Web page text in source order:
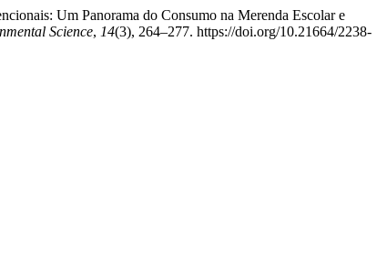
Um Panorama do Consumo na Merenda Escolar e
Science, 14(3), 264–277. https://doi.org/10.21664/2238-